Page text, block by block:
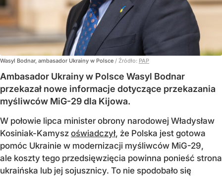
Wasyl Bodnar, ambasador Ukrainy w Polsce / Źródło: PAP
Ambasador Ukrainy w Polsce Wasyl Bodnar
przekazał nowe informacje dotyczące przekazania
myśliwców MiG-29 dla Kijowa.
W połowie lipca minister obrony narodowej Władysław
Kosiniak-Kamysz oświadczył, że Polska jest gotowa
pomóc Ukrainie w modernizacji myśliwców MiG-29,
ale koszty tego przedsięwzięcia powinna ponieść strona
ukraińska lub jej sojusznicy. To nie spodobało się